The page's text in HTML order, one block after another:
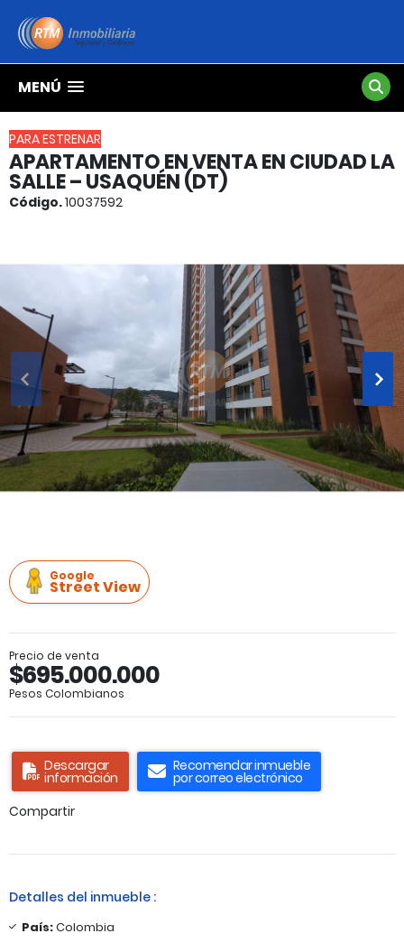
MENÚ
PARA ESTRENAR
APARTAMENTO EN VENTA EN CIUDAD LA
SALLE – USAQUÉN (DT)
Código.10037592
Google
Street View
Precio de venta
$695.000.000
Pesos Colombianos
Descargar
información
Recomendar inmueble
por correo electrónico
Compartir
Detalles del inmueble :
País:Colombia